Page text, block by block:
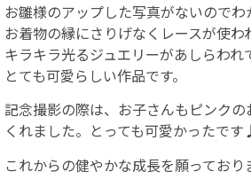
お雛様のアップした写真がないのでわ
お着物の縁にさりげなくレースが使わ
キラキラ光るジュエリーがあしらわれ
とても可愛らしい作品です。
記念撮影の際は、お子さんもピンク
くれました。とっても可愛かったです
これからの健やかな成長を願っており